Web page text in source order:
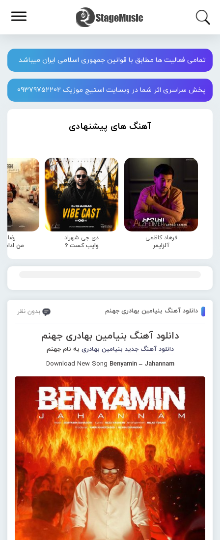
تمامی فعالیت ها مطابق با قوانین جمهوری اسلامی ایران میباشد
پخش سراسری اثر شما در وبسایت استیج موزیک 09379752202
آهنگ های پیشنهادی
فرهاد کاظمی
آلزایمر
دی جی شهراد
وایب کست 6
رضا
من
دانلود آهنگ بنیامین بهادری جهنم بدون نظر
دانلود آهنگ بنیامین بهادری جهنم
دانلود آهنگ جدید بنیامین بهادری به نام جهنم
Download New Song Benyamin – Jahannam